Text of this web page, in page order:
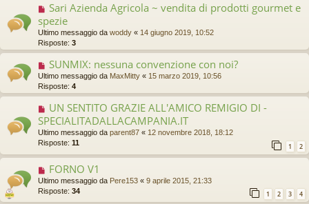
Sari Azienda Agricola ~ vendita di prodotti gourmet e
spezie
Ultimo messaggio da woddy « 14 giugno 2019, 10:52
Risposte: 3
SUNMIX: nessuna convenzione con noi?
Ultimo messaggio da MaxMitty « 15 marzo 2019, 10:56
Risposte: 4
UN SENTITO GRAZIE ALL'AMICO REMIGIO DI -
SPECIALITADALLACAMPANIA.IT
Ultimo messaggio da parent87 « 12 novembre 2018, 18:12
Risposte: 11 1 2
FORNO V1
Ultimo messaggio da Pere153 « 9 aprile 2015, 21:33
Risposte: 34 1 2 3 4